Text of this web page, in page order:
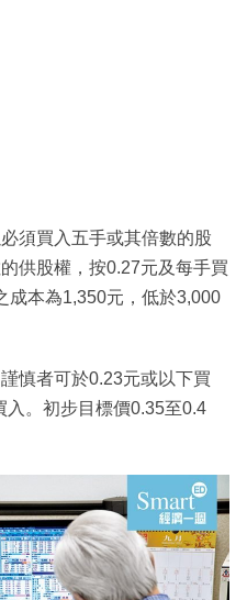
須買入五手或其倍數的股
供股權，按0.27元及每手買
成本為1,350元，低於3,000
慎者可於0.23元或以下買
入。初步目標價0.35至0.4